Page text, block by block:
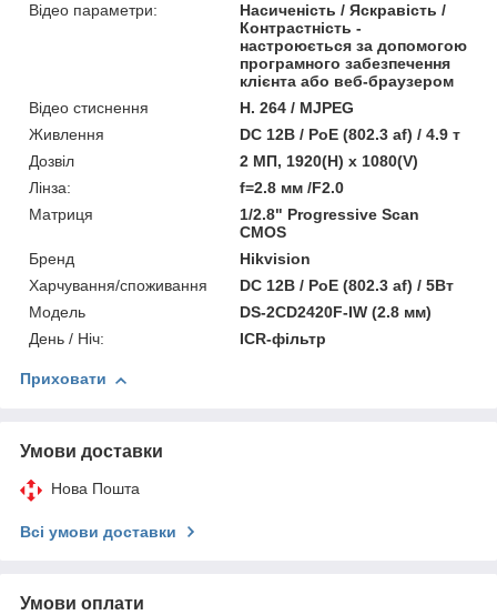
Відео параметри:
Насиченість / Яскравість /
Контрастність -
настроюється за допомогою
програмного забезпечення
клієнта або веб-браузером
Відео стиснення
H. 264 / MJPEG
Живлення
DC 12В / PoE (802.3 af) / 4.9 т
Дозвіл
2 МП, 1920(H) х 1080(V)
Лінза:
f=2.8 мм /F2.0
Матриця
1/2.8" Progressive Scan
CMOS
Бренд
Hikvision
Харчування/споживання
DC 12В / PoE (802.3 af) / 5Вт
Модель
DS-2CD2420F-IW (2.8 мм)
День / Ніч:
ICR-фільтр
Приховати
Умови доставки
Нова Пошта
Всі умови доставки
Умови оплати